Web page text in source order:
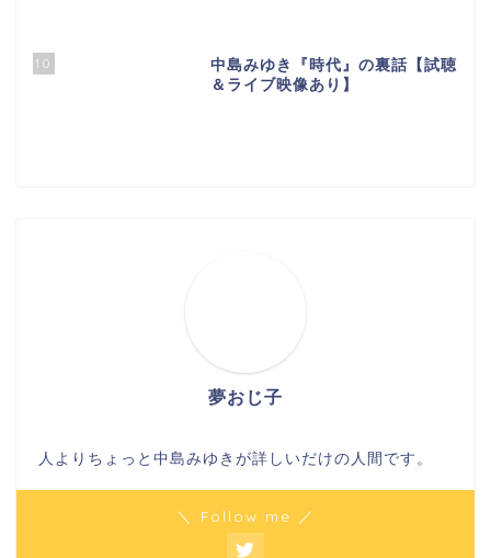
10
中島みゆき『時代』の裏話【試聴
＆ライブ映像あり】
夢おじ子
人よりちょっと中島みゆきが詳しいだけの人間です。
＼ Follow me ／